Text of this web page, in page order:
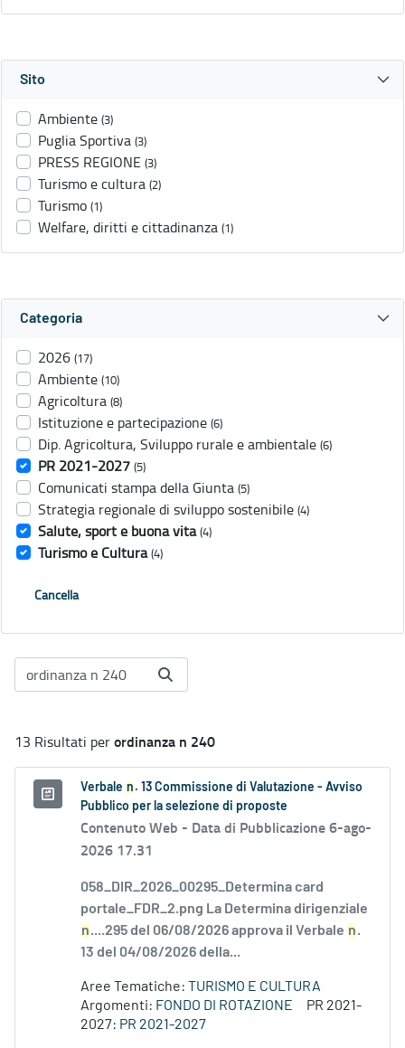
Sito
Ambiente (3)
Puglia Sportiva (3)
PRESS REGIONE (3)
Turismo e cultura (2)
Turismo (1)
Welfare, diritti e cittadinanza (1)
Categoria
2026 (17)
Ambiente (10)
Agricoltura (8)
Istituzione e partecipazione (6)
Dip. Agricoltura, Sviluppo rurale e ambientale (6)
PR 2021-2027 (5)
Comunicati stampa della Giunta (5)
Strategia regionale di sviluppo sostenibile (4)
Salute, sport e buona vita (4)
Turismo e Cultura (4)
Cancella
13 Risultati perordinanza n 240
Verbale n . 13 Commissione di Valutazione - Avviso
Pubblico per la selezione di proposte
Contenuto Web - Data di Pubblicazione 6-ago-
2026 17.31
058_DIR_2026_00295_Determina card
portale_FDR_2.png La Determina dirigenziale
n....295 del 06/08/2026 approva il Verbale n.
13 del 04/08/2026 della...
Aree Tematiche: TURISMO E CULTURA
Argomenti: FONDO DI ROTAZIONE
PR 2021-
2027: PR 2021-2027